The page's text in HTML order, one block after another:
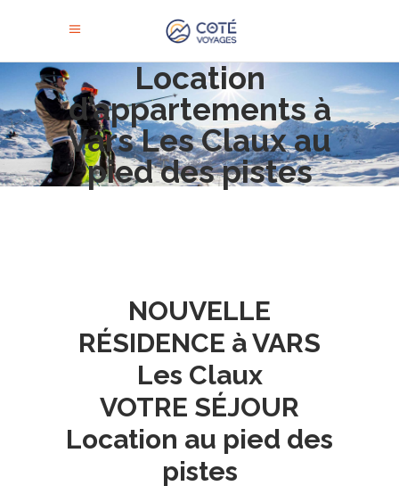
Location
d’appartements à
Vars Les Claux au
pied des pistes
NOUVELLE
RÉSIDENCE à VARS
Les Claux
VOTRE SÉJOUR
Location au pied des
pistes